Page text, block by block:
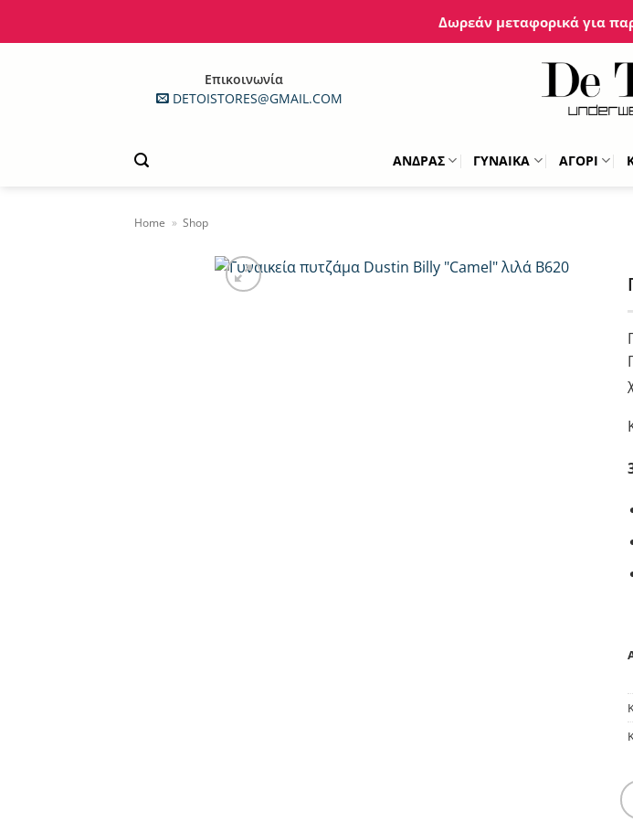
Δωρεάν μεταφορικά για
Επικοινωνία
DETOISTORES@GMAIL.COM
ΑΝΔΡΑΣ ΓΥΝΑΙΚΑ ΑΓΟΡΙ
Home » Shop